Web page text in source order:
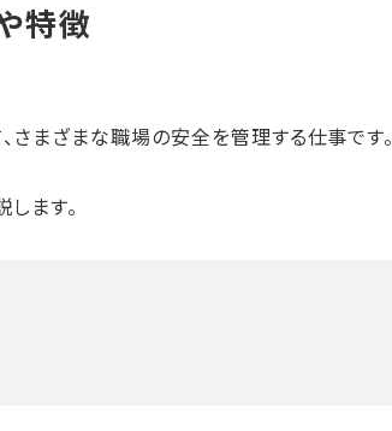
特徴
さまざまな職場の安全を管理する仕事です。
ます。